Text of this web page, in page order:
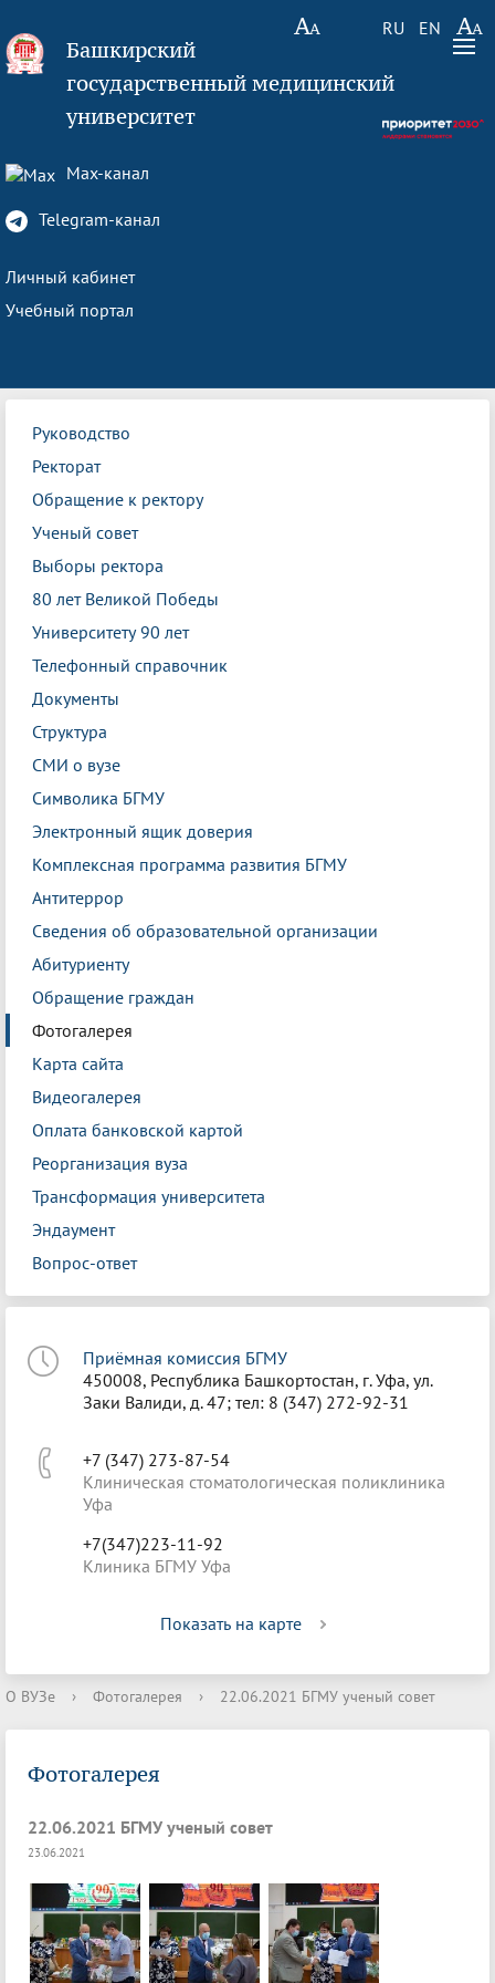
RU EN
Башкирский
государственный медицинский
университет
Max-канал
Telegram-канал
Личный кабинет
Учебный портал
Руководство
Ректорат
Обращение к ректору
Ученый совет
Выборы ректора
80 лет Великой Победы
Университету 90 лет
Телефонный справочник
Документы
Структура
СМИ о вузе
Символика БГМУ
Электронный ящик доверия
Комплексная программа развития БГМУ
Антитеррор
Сведения об образовательной организации
Абитуриенту
Обращение граждан
Фотогалерея
Карта сайта
Видеогалерея
Оплата банковской картой
Реорганизация вуза
Трансформация университета
Эндаумент
Вопрос-ответ
Приёмная комиссия БГМУ
450008, Республика Башкортостан, г. Уфа, ул.
Заки Валиди, д. 47; тел: 8 (347) 272-92-31
+7 (347) 273-87-54
Клиническая стоматологическая поликлиника
Уфа
+7(347)223-11-92
Клиника БГМУ Уфа
Показать на карте
О ВУЗе › Фотогалерея › 22.06.2021 БГМУ ученый совет
Фотогалерея
22.06.2021 БГМУ ученый совет
23.06.2021